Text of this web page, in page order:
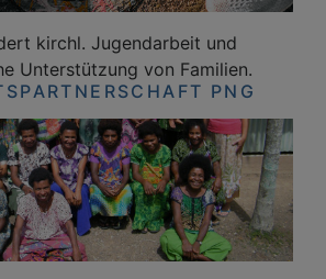
kirchl. Jugendarbeit und
Unterstützung von Familien.
PNG